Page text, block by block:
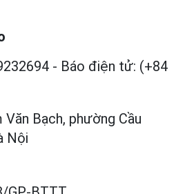
- Báo điện tử: (+84
Bạch, phường Cầu
Nội